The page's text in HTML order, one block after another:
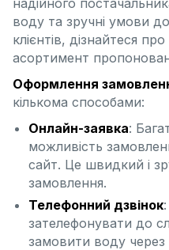
воду та зручні умови
клієнтів, дізнайтеся
асортимент
Оформлення
кількома способами:
Онлайн-заявка:
можливість
сайт. Це швидкий і
замовлення.
Телефонний дзвінок
зателефонувати до
замовити воду через